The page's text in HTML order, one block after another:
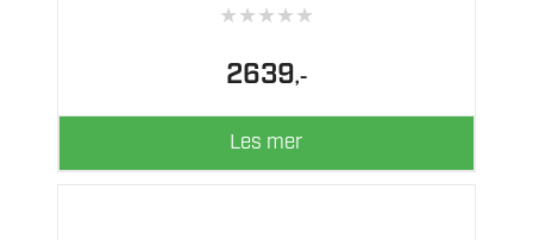
★★★★★
2639,-
Les mer